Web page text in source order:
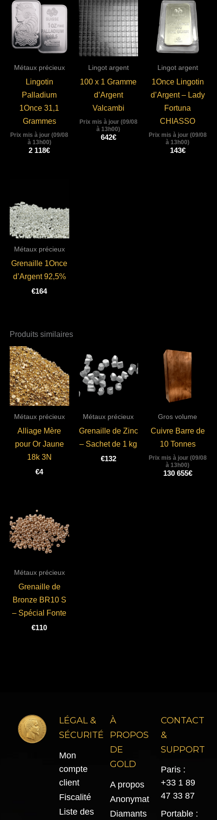
Métaux précieux
Lingotin
Palladium
1Once 31,1
Grammes
Prix mis à jour (09/08
à 13h00)
2 118€
Lingot argent
100 x 1 Gramme
d’Argent
Valcambi
Prix mis à jour (09/08
à 13h00)
642€
Lingot argent
1Once Lingotin
d’Argent – Lady
Fortuna
CHIASSO
Prix mis à jour (09/08
à 13h00)
143€
Métaux précieux
Grenaille 1Once
d’Argent 92,5%
€164
Produits similaires
Métaux précieux
Alliage Mère
pour Or Jaune
18k 3N
€4
Métaux précieux
Grenaille de Zinc
– Sachet de 1 kg
€132
Gros volume
Cuivre Barre de
10 Tonnes
Prix mis à jour (09/08
à 13h00)
130 655€
Métaux précieux
Grenaille de
Bronze BR10 S
– Spécial Fonte
€110
LÉGAL &
SÉCURITÉ
Mon
compte
client
Fiscalité
Liste des
À
PROPOS
DE
GOLD
A propos
Anonymat
Diamants
CONTACT
&
SUPPORT
Paris :
+33 1 89
47 33 87
Portable :